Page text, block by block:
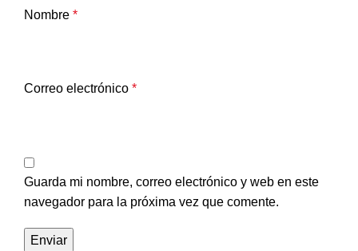
Nombre *
Correo electrónico *
Guarda mi nombre, correo electrónico y web en este
navegador para la próxima vez que comente.